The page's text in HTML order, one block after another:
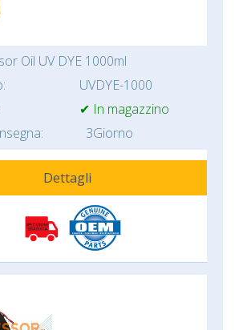
Oil UV DYE 1000ml
UVDYE-1000
✔ In magazzino
3Giorno
Dettagli